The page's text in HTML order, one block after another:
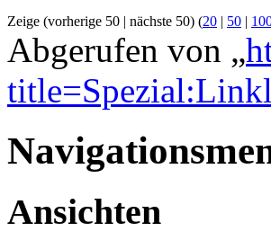
Zeige (vorherige 50 | nächste 50) (20 | 50 |
Abgerufen von „
Ansichten